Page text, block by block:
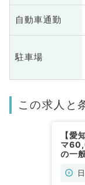
自動車通勤
駐車場
この求人と
【愛
マ
の一